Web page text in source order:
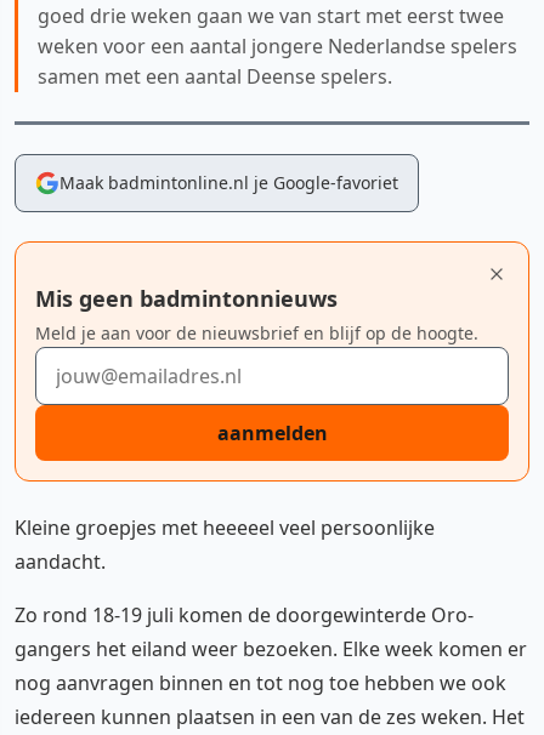
goed drie weken gaan we van start met eerst twee
weken voor een aantal jongere Nederlandse spelers
samen met een aantal Deense spelers.
Maak badmintonline.nl je Google-favoriet
Mis geen badmintonnieuws
Meld je aan voor de nieuwsbrief en blijf op de hoogte.
E-mailadres
aanmelden
Kleine groepjes met heeeeel veel persoonlijke
aandacht.
Zo rond 18-19 juli komen de doorgewinterde Oro-
gangers het eiland weer bezoeken. Elke week komen er
nog aanvragen binnen en tot nog toe hebben we ook
iedereen kunnen plaatsen in een van de zes weken. Het